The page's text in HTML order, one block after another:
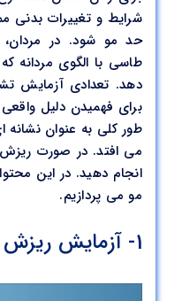
شرایط و تغییرات
حد مو شود. در مردان،
طاسی با الگوی مردانه
دهد. تعدادی آزمایش
برای فهمیدن دلیل
طور کلی به عنوان نشانه
می افتد. در صورت
انجام دهید. در این
مو می پردازیم.
1- آزمایش ریزش مو چیست؟